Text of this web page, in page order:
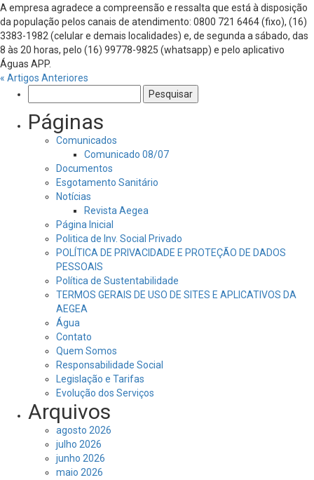
A empresa agradece a compreensão e ressalta que está à disposição
da população pelos canais de atendimento: 0800 721 6464 (fixo), (16)
3383-1982 (celular e demais localidades) e, de segunda a sábado, das
8 às 20 horas, pelo (16) 99778-9825 (whatsapp) e pelo aplicativo
Águas APP.
« Artigos Anteriores
por:
Páginas
Comunicados
Comunicado 08/07
Documentos
Esgotamento Sanitário
Notícias
Revista Aegea
Página Inicial
Politica de Inv. Social Privado
POLÍTICA DE PRIVACIDADE E PROTEÇÃO DE DADOS
PESSOAIS
Política de Sustentabilidade
TERMOS GERAIS DE USO DE SITES E APLICATIVOS DA
AEGEA
Água
Contato
Quem Somos
Responsabilidade Social
Legislação e Tarifas
Evolução dos Serviços
Arquivos
agosto 2026
julho 2026
junho 2026
maio 2026